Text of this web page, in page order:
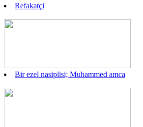
Refakatçi
Bir ezel nasiplisi; Muhammed amca